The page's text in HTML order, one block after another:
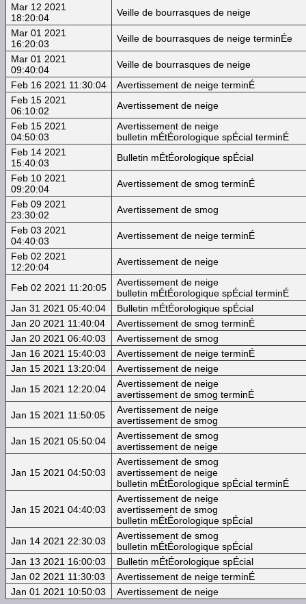
Mar 12 2021
18:20:04
Veille de bourrasques de neige
Mar 01 2021
16:20:03
Veille de bourrasques de neige terminÉe
Mar 01 2021
09:40:04
Veille de bourrasques de neige
Feb 16 2021 11:30:04
Avertissement de neige terminÉ
Feb 15 2021
06:10:02
Avertissement de neige
Feb 15 2021
04:50:03
Avertissement de neige
bulletin mÉtÉorologique spÉcial terminÉ
Feb 14 2021
15:40:03
Bulletin mÉtÉorologique spÉcial
Feb 10 2021
09:20:04
Avertissement de smog terminÉ
Feb 09 2021
23:30:02
Avertissement de smog
Feb 03 2021
04:40:03
Avertissement de neige terminÉ
Feb 02 2021
12:20:04
Avertissement de neige
Feb 02 2021 11:20:05
Avertissement de neige
bulletin mÉtÉorologique spÉcial terminÉ
Jan 31 2021 05:40:04
Bulletin mÉtÉorologique spÉcial
Jan 20 2021 11:40:04
Avertissement de smog terminÉ
Jan 20 2021 06:40:03
Avertissement de smog
Jan 16 2021 15:40:03
Avertissement de neige terminÉ
Jan 15 2021 13:20:04
Avertissement de neige
Jan 15 2021 12:20:04
Avertissement de neige
avertissement de smog terminÉ
Jan 15 2021 11:50:05
Avertissement de neige
avertissement de smog
Jan 15 2021 05:50:04
Avertissement de smog
avertissement de neige
Jan 15 2021 04:50:03
Avertissement de smog
avertissement de neige
bulletin mÉtÉorologique spÉcial terminÉ
Jan 15 2021 04:40:03
Avertissement de neige
avertissement de smog
bulletin mÉtÉorologique spÉcial
Jan 14 2021 22:30:03
Avertissement de smog
bulletin mÉtÉorologique spÉcial
Jan 13 2021 16:00:03
Bulletin mÉtÉorologique spÉcial
Jan 02 2021 11:30:03
Avertissement de neige terminÉ
Jan 01 2021 10:50:03
Avertissement de neige